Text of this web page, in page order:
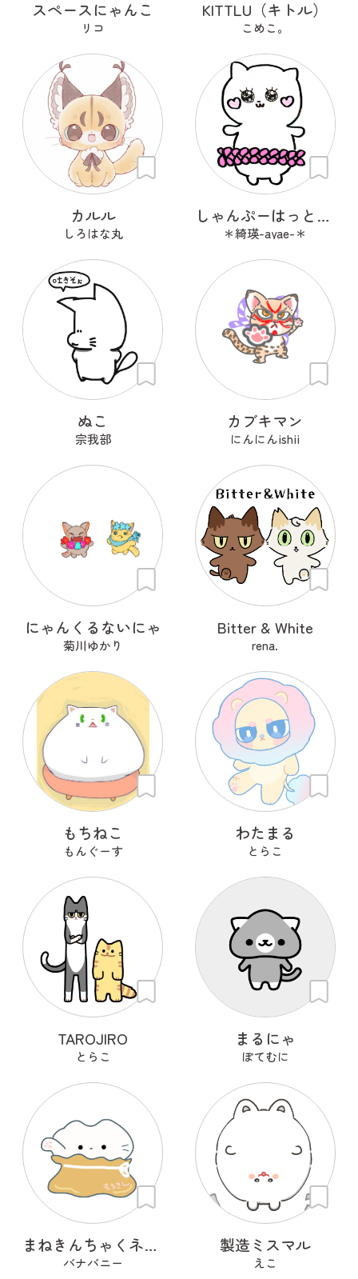
スペースにゃんこ
リコ
KITTLU（キトル）
こめこ。
カルル
しろはな丸
しゃんぷーはっときゃっと
＊綺瑛-ayae-＊
ぬこ
宗我部
カブキマン
にんにんishii
にゃんくるないにゃ
菊川ゆかり
Bitter & White
rena.
もちねこ
もんぐーす
わたまる
とらこ
TAROJIRO
とらこ
まるにゃ
ぽてむに
まねきんちゃくネコ（餅巾着）
バナバニー
製造ミスマル
えこ